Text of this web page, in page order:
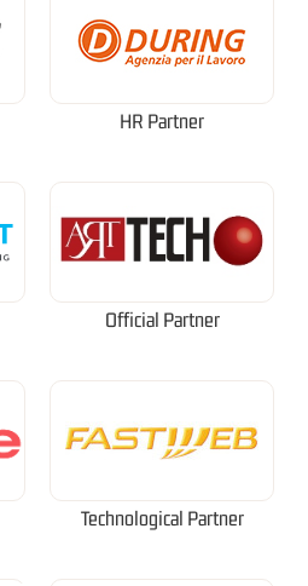
HR Partner
Official Partner
Technological Partner